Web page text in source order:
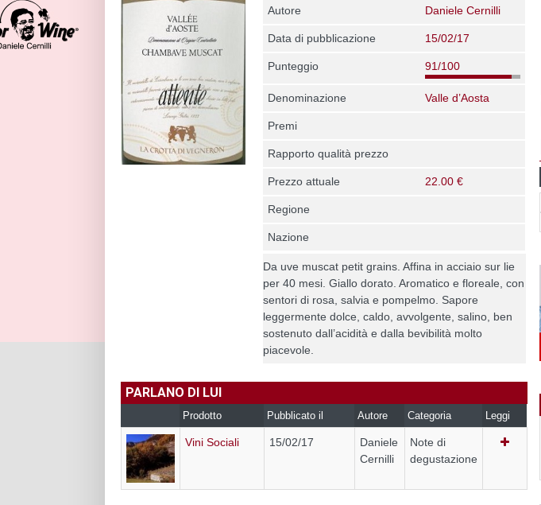
Autore Daniele Cernilli
Data di pubblicazione 15/02/17
Punteggio 91/100
Denominazione Valle d’Aosta
Premi
Rapporto qualità prezzo
Prezzo attuale 22.00 €
Regione
Nazione
Da uve muscat petit grains. Affina in acciaio sur lie
per 40 mesi. Giallo dorato. Aromatico e floreale, con
sentori di rosa, salvia e pompelmo. Sapore
leggermente dolce, caldo, avvolgente, salino, ben
sostenuto dall’acidità e dalla bevibilità molto
piacevole.
PARLANO DI LUI
Prodotto Pubblicato il Autore Categoria Leggi
Vini Sociali 15/02/17
Daniele
Cernilli
Note di
degustazione